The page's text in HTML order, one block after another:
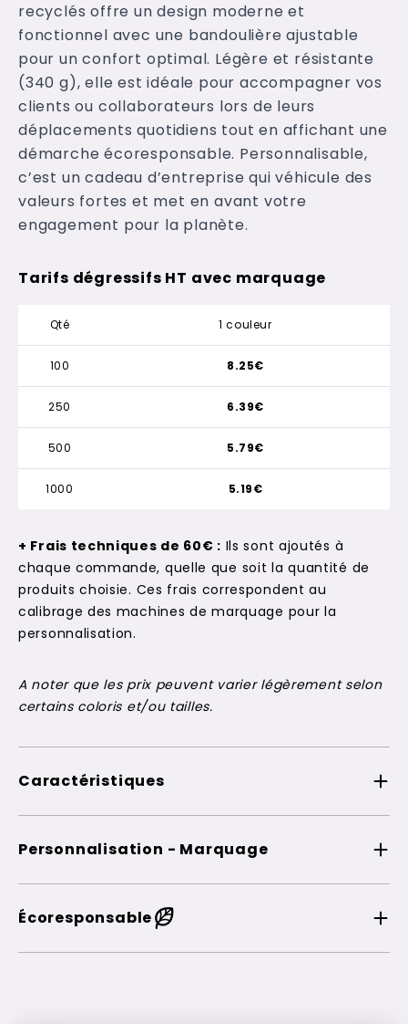
recyclés offre un design moderne et
fonctionnel avec une bandoulière ajustable
pour un confort optimal. Légère et résistante
(340 g), elle est idéale pour accompagner vos
clients ou collaborateurs lors de leurs
déplacements quotidiens tout en affichant une
démarche écoresponsable. Personnalisable,
c’est un cadeau d’entreprise qui véhicule des
valeurs fortes et met en avant votre
engagement pour la planète.
Tarifs dégressifs HT avec marquage
Qté 1 couleur
100
250
500
1000
8.25€
6.39€
5.79€
5.19€
+ Frais techniques de 60€ : Ils sont ajoutés à
chaque commande, quelle que soit la quantité de
produits choisie. Ces frais correspondent au
calibrage des machines de marquage pour la
personnalisation.
A noter que les prix peuvent varier légèrement selon
certains coloris et/ou tailles.
Caractéristiques
Personnalisation - Marquage
Écoresponsable